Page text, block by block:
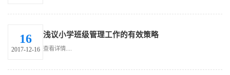
16
2017-12-16
浅议小学班级管理工作的有效策略
查看详情....